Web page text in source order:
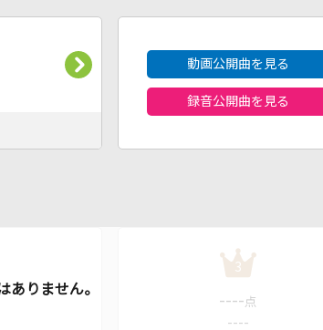
動画公開曲を見る
録音公開曲を見る
3
---- 点
----